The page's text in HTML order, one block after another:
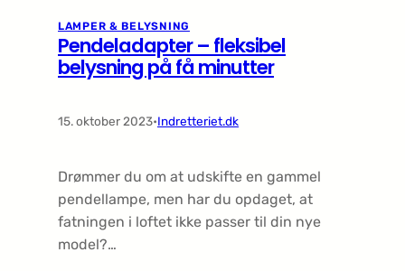
LAMPER & BELYSNING
Pendeladapter – fleksibel
belysning på få minutter
15. oktober 2023•Indretteriet.dk
Drømmer du om at udskifte en gammel
pendellampe, men har du opdaget, at
fatningen i loftet ikke passer til din nye
model?…